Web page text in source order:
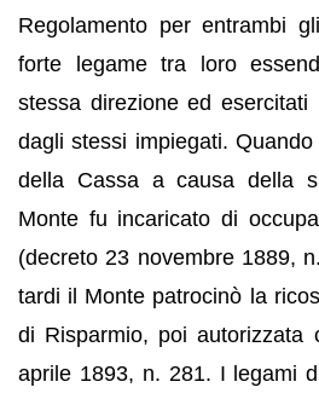
Regolamento per entrambi
forte legame tra loro
stessa direzione ed
dagli stessi impiegati.
della Cassa a causa della
Monte fu incaricato di
(decreto 23 novembre 1889,
tardi il Monte patrocinò la
di Risparmio, poi autorizzata
aprile 1893, n. 281. I legami